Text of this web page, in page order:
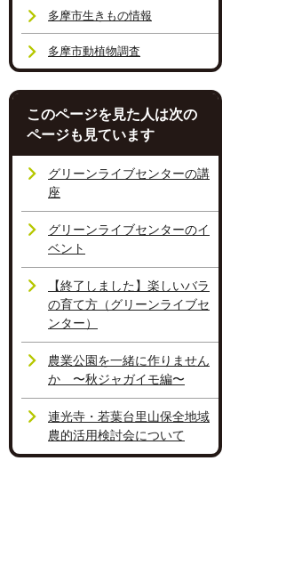
多摩市生きもの情報
多摩市動植物調査
このページを見た人は次の
ページも見ています
グリーンライブセンターの講
座
グリーンライブセンターのイ
ベント
【終了しました】楽しいバラ
の育て方（グリーンライブセ
ンター）
農業公園を一緒に作りません
か 〜秋ジャガイモ編〜
連光寺・若葉台里山保全地域
農的活用検討会について